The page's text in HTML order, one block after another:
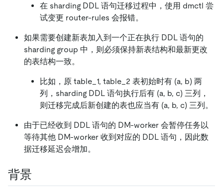
在 sharding DDL 语句迁移过程中，使用 dmctl 尝
试变更 router-rules 会报错。
如果需要创建新表加入到一个正在执行 DDL 语句的
sharding group 中，则必须保持新表结构和最新更改
的表结构一致。
比如，原 table_1, table_2 表初始时有 (a, b) 两
列，sharding DDL 语句执行后有 (a, b, c) 三列，
则迁移完成后新创建的表也应当有 (a, b, c) 三列。
由于已经收到 DDL 语句的 DM-worker 会暂停任务以
等待其他 DM-worker 收到对应的 DDL 语句，因此数
据迁移延迟会增加。
背景